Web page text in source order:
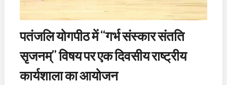
पतंजलि योगपीठ में “गर्भ संस्कार संतति
सृजनम्” विषय पर एक दिवसीय राष्ट्रीय
कार्यशाला का आयोजन